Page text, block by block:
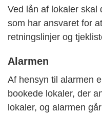
Ved lån af lokaler
som har ansvaret for
retningslinjer og
Alarmen
Af hensyn til alarmen
bookede lokaler, der
lokaler, og alarmen